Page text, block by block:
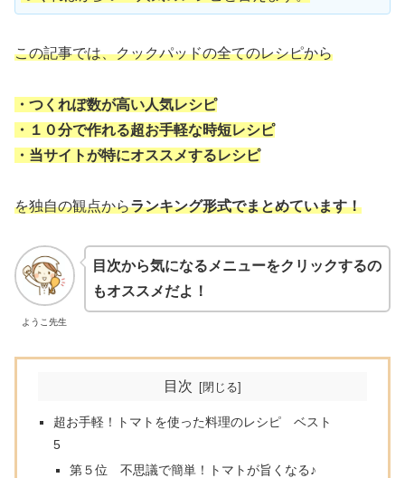
この記事では、クックパッドの全てのレシピから
・つくれぽ数が高い人気レシピ
・１０分で作れる超お手軽な時短レシピ
・当サイトが特にオススメするレシピ
を独自の観点からランキング形式でまとめています！
ようこ先生
目次から気になるメニューをクリックするの
もオススメだよ！
目次
超お手軽！トマトを使った料理のレシピ ベスト
5
第５位 不思議で簡単！トマトが旨くなる♪